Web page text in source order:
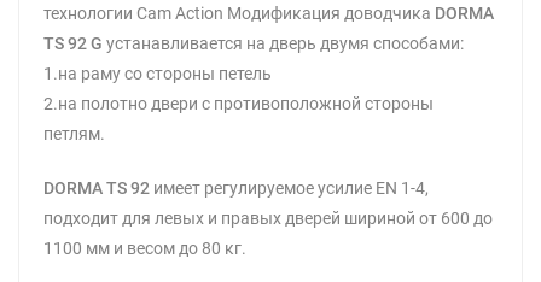
технологии Cam Action Модификация доводчика DORMA
TS 92 G устанавливается на дверь двумя способами:
1.на раму со стороны петель
2.на полотно двери с противоположной стороны
петлям.
DORMA TS 92 имеет регулируемое усилие EN 1-4,
подходит для левых и правых дверей шириной от 600 до
1100 мм и весом до 80 кг.